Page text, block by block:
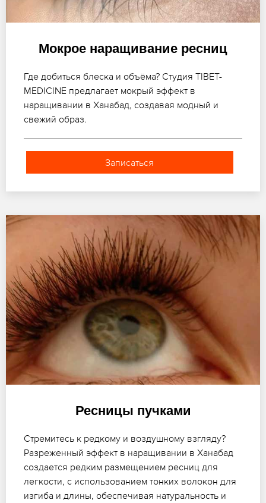
Мокрое наращивание ресниц
Где добиться блеска и объёма? Студия TIBET-
MEDICINE предлагает мокрый эффект в
наращивании в Ханабад, создавая модный и
свежий образ.
Записаться
Ресницы пучками
Стремитесь к редкому и воздушному взгляду?
Разреженный эффект в наращивании в Ханабад
создается редким размещением ресниц для
легкости, с использованием тонких волокон для
изгиба и длины, обеспечивая натуральность и